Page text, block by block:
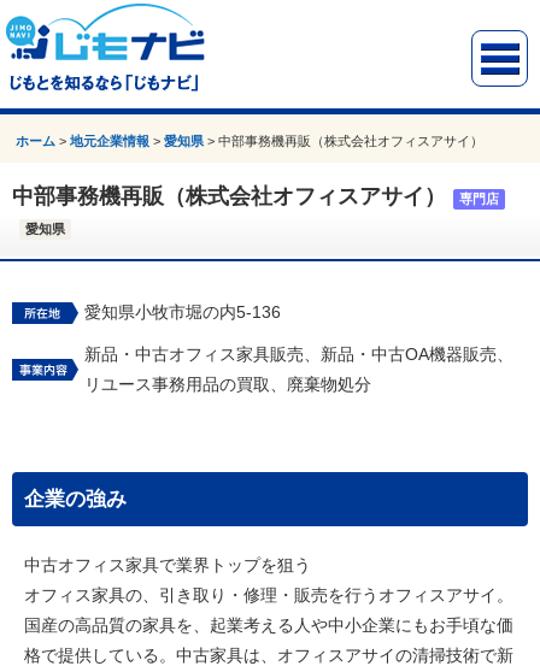
ホーム >地元企業情報 >愛知県 >中部事務機再販（株式会社オフィスアサイ）
中部事務機再販（株式会社オフィスアサイ） 専門店
愛知県
愛知県小牧市堀の内5-136
新品・中古オフィス家具販売、新品・中古OA機器販売、
リユース事務用品の買取、廃棄物処分
企業の強み
中古オフィス家具で業界トップを狙う
オフィス家具の、引き取り・修理・販売を行うオフィスアサイ。
国産の高品質の家具を、起業考える人や中小企業にもお手頃な価
格で提供している。中古家具は、オフィスアサイの清掃技術で新